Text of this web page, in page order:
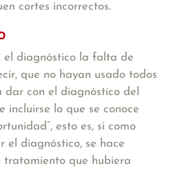
cortes incorrectos.
el diagnóstico la falta de
que no hayan usado todos
dar con el diagnóstico del
incluirse lo que se conoce
esto es, si como
el diagnóstico, se hace
tratamiento que hubiera